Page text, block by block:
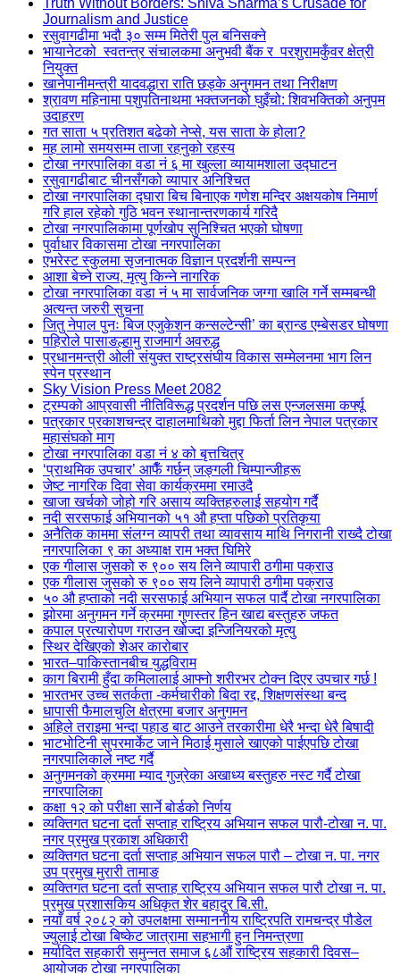
Truth Without Borders: Shiva Sharma’s Crusade for
Journalism and Justice
रसुवागढीमा भदौ ३० सम्म मितेरी पुल बनिसक्ने
भायानेटको स्वतन्त्र संचालकमा अनुभवी बैंक र परशुरामकुँवर क्षेत्री
नियुक्त
खानेपानीमन्त्री यादवद्धारा राति छड्के अनुगमन तथा निरीक्षण
श्रावण महिनामा पशुपतिनाथमा भक्तजनको घुइँचो: शिवभक्तिको अनुपम
उदाहरण
गत साता ५ प्रतिशत बढेको नेप्से, यस साता के होला?
मह लामो समयसम्म ताजा रहनुको रहस्य
टोखा नगरपालिका वडा नं ६ मा खुल्ला व्यायामशाला उद्घाटन
रसुवागढीबाट चीनसँगको व्यापार अनिश्चित
टोखा नगरपालिका द्घारा बिच बिनाएक गणेश मन्दिर अक्षयकोष निमार्ण
गरि हाल रहेको गुठि भवन स्थानान्तरणकार्य गरिदै
टोखा नगरपालिकामा पूर्णखोप सुनिश्चित भएको घोषणा
पुर्वाधार विकासमा टोखा नगरपालिका
एभरेस्ट स्कुलमा सृजनात्मक विज्ञान प्रदर्शनी सम्पन्न
आशा बेच्ने राज्य, मृत्यु किन्ने नागरिक
टोखा नगरपालिका वडा नं ५ मा सार्वजनिक जग्गा खालि गर्ने सम्मबन्धी
अत्यन्त जरुरी सुचना
जितु नेपाल पुनः बिज एजुकेशन कन्सल्टेन्सी’ का ब्रान्ड एम्बेसडर घोषणा
पहिरोले पासाङल्हामु राजमार्ग अवरुद्ध
प्रधानमन्त्री ओली संयुक्त राष्ट्रसंघीय विकास सम्मेलनमा भाग लिन
स्पेन प्रस्थान
Sky Vision Press Meet 2082
ट्रम्पको आप्रवासी नीतिविरूद्ध प्रदर्शन पछि लस एन्जलसमा कर्फ्यू
पत्रकार प्रकाशचन्द्र दाहालमाथिको मुद्दा फिर्ता लिन नेपाल पत्रकार
महासंघको माग
टोखा नगरपालिका वडा नं ४ को बृत्तचित्र
‘प्राथमिक उपचार’ आफैँ गर्छन् जङ्गली चिम्पान्जीहरू
जेष्ट नागरिक दिवा सेवा कार्यक्रममा रमाउदै
खाजा खर्चको जोहो गरि असाय व्यक्तिहरुलाई सहयोग गर्दै
नदी सरसफाई अभियानको ५१ औ हप्ता पछिको प्रतिकृया
अनैतिक काममा संलग्न व्यापरी तथा व्यावसाय माथि निगरानी राख्दै टोखा
नगरपालिका ९ का अध्याक्ष राम भक्त घिमिरे
एक गीलास जुसको रु ९०० सय लिने व्यापारी ठगीमा पक्राउ
एक गीलास जुसको रु ९०० सय लिने व्यापारी ठगीमा पक्राउ
५० औ हप्ताको नदी सरसफाई अभियान सफल पार्दै टोखा नगरपालिका
झोरमा अनुगमन गर्ने क्रममा गुणस्तर हिन खाद्य बस्तुहरु जफत
कपाल प्रत्यारोपण गराउन खोज्दा इन्जिनियरको मृत्यु
स्थिर देखिएको शेअर कारोबार
भारत–पाकिस्तानबीच युद्धविराम
काग बिरामी हुँदा कमिलालाई आफ्नो शरीरभर टोक्न दिएर उपचार गर्छ !
भारतभर उच्च सतर्कता -कर्मचारीको बिदा रद्द, शिक्षणसंस्था बन्द
धापासी फैमालचुलि क्षेत्रमा बजार अनुगमन
अहिले तराइमा भन्दा पहाड बाट आउने तरकारीमा धेरै भन्दा धेरै बिषादी
भाटभोटिनी सुपरमार्केट जाने मिठाई मुसाले खाएको पाईएपछि टोखा
नगरपालिकाले नष्ट गर्दै
अनुगमनको क्रममा म्याद गुज्रेका अखाध्य बस्तुहरु नस्ट गर्दै टोखा
नगरपालिका
कक्षा १२ को परीक्षा सार्ने बोर्डको निर्णय
व्यक्तिगत घटना दर्ता सप्ताह राष्ट्रिय अभियान सफल पारौ-टोखा न. पा.
नगर प्रमुख प्रकाश अधिकारी
व्यक्तिगत घटना दर्ता सप्ताह अभियान सफल पारौ – टोखा न. पा. नगर
उप प्रमुख मुरारी तामाङ
व्यक्तिगत घटना दर्ता सप्ताह राष्ट्रिय अभियान सफल पारौ टोखा न. पा.
प्रमुख प्रशासकिय अधिकृत शेर बहादुर बि.सी.
नयाँ वर्ष २०८२ को उपलक्षमा सम्माननीय राष्ट्रिपति रामचन्द्र पौडेल
ज्युलाई टोखा बिष्केट जात्रामा सहभागी हुन निमन्त्रणा
मर्यादित सहकारी समुन्नत समाज ६८औं राष्ट्रिय सहकारी दिवस–
आयोजक टोखा नगरपालिका